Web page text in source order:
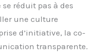
réduit pas à des
une culture
d’initiative, la co-
transparente.